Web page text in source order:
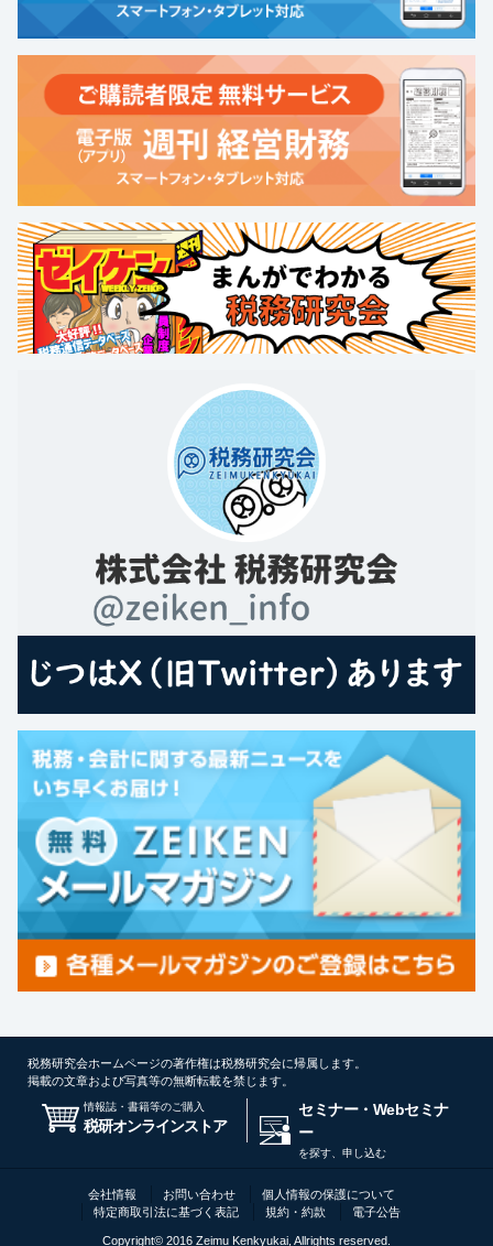
税務研究会ホームページの著作権は税務研究会に帰属します。
掲載の文章および写真等の無断転載を禁じます。
情報誌・書籍等のご購入
税研オンラインストア
セミナー・Webセミナ
ー
を探す、申し込む
会社情報 お問い合わせ
個人情報の保護について
特定商取引法に基づく表記
規約・約款 電子公告
Copyright© 2016 Zeimu Kenkyukai, Allrights reserved.